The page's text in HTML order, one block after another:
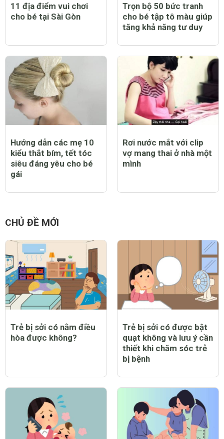
11 địa điểm vui chơi
cho bé tại Sài Gòn
Trọn bộ 50 bức tranh
cho bé tập tô màu giúp
tăng khả năng tư duy
Hướng dẫn các mẹ 10
kiểu thắt bím, tết tóc
siêu đáng yêu cho bé
gái
Rơi nước mắt với clip
vợ mang thai ở nhà một
mình
CHỦ ĐỀ MỚI
Trẻ bị sởi có nằm điều
hòa được không?
Trẻ bị sởi có được bật
quạt không và lưu ý cần
thiết khi chăm sóc trẻ
bị bệnh